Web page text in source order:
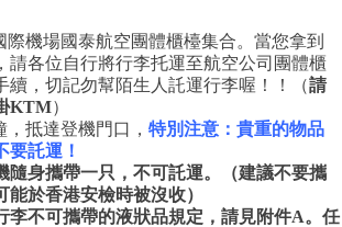
際機場國泰航空團體櫃檯集合。當您拿到
請各位自行將行李托運至航空公司團體櫃
續，切記勿幫陌生人託運行李喔！！（請
KTM）
，抵達登機門口， 特別注意：貴重的物品
要託運！
隨身攜帶一只，不可託運。（建議不要攜
能於香港安檢時被沒收）
李不可攜帶的液狀品規定，請見附件A。任